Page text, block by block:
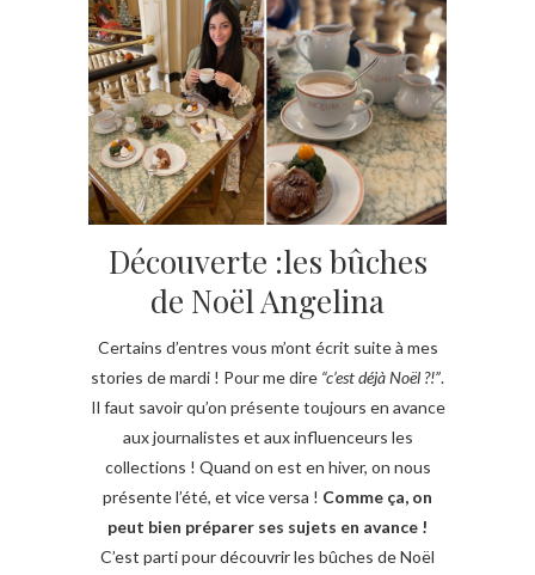
Découverte :les bûches
de Noël Angelina
Certains d’entres vous m’ont écrit suite à mes
stories de mardi ! Pour me dire “c’est déjà Noël ?!”.
Il faut savoir qu’on présente toujours en avance
aux journalistes et aux influenceurs les
collections ! Quand on est en hiver, on nous
présente l’été, et vice versa ! Comme ça, on
peut bien préparer ses sujets en avance !
C’est parti pour découvrir les bûches de Noël